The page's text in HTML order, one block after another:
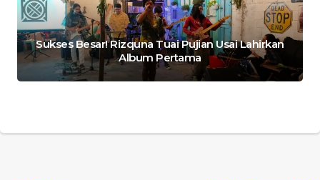
Sukses Besar! Rizquna Tuai Pujian Usai Lahirkan
Album Pertama